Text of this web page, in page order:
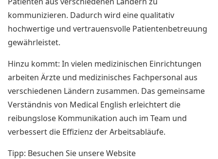
kommunizieren. Dadurch wird eine qualitativ
hochwertige und vertrauensvolle Patientenbetreuung
gewährleistet.
Hinzu kommt: In vielen medizinischen Einrichtungen
arbeiten Ärzte und medizinisches Fachpersonal aus
verschiedenen Ländern zusammen. Das gemeinsame
Verständnis von Medical English erleichtert die
reibungslose Kommunikation auch im Team und
verbessert die Effizienz der Arbeitsabläufe.
Tipp: Besuchen Sie unsere Website